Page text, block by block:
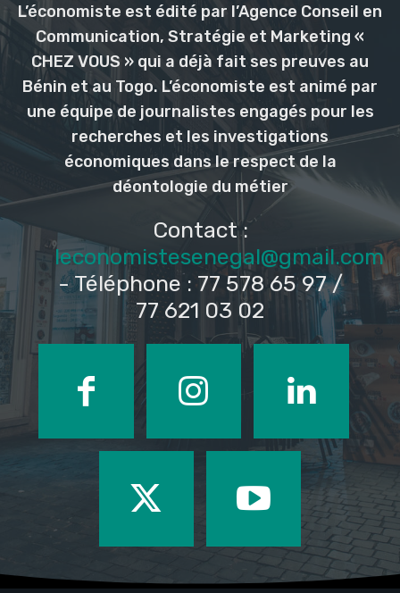
L’économiste est édité par l’Agence Conseil en
Communication, Stratégie et Marketing «
CHEZ VOUS » qui a déjà fait ses preuves au
Bénin et au Togo. L’économiste est animé par
une équipe de journalistes engagés pour les
recherches et les investigations
économiques dans le respect de la
déontologie du métier
Contact :
leconomistesenegal@gmail.com
- Téléphone : 77 578 65 97 /
77 621 03 02